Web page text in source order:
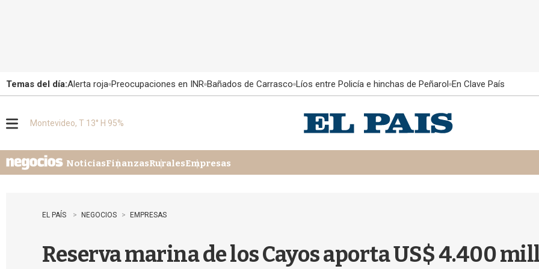
Temas del día:Alerta roja Preocupaciones en INR Bañados de Carrasco Líos entre Policía e hinchas de Peñarol En Clave País
u
Montevideo, T 13° H 95%
NoticiasFinanzasRuralesEmpresas
EL PAÍS NEGOCIOS EMPRESAS
Reserva marina de los Cayos aporta US$ 4.400